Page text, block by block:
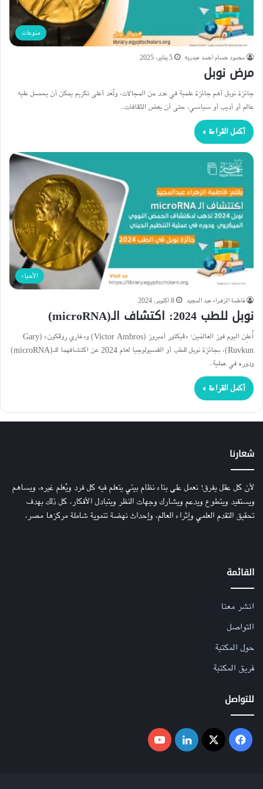
منوعات
محمود حسام أحمد عبدربه 5 يناير، 2025
مرض نوبل
جائزة نوبل أهم جائزة علمية في عدد من المجالات، وتُعَد أعلى تكريم يمكن أن يحصل عليه
عالم أو أديب أو سياسي، حتى أن بعض الثقافات…
أكمل القراءة »
الأحياء
فاطمة الزهراء عبد المجيد 8 أكتوبر، 2024
نوبل للطب 2024: اكتشاف الـ(microRNA)
أُعلِن اليوم فوز العالمَين؛ «ڤيكتور أمبروز (Victor Ambros) و«غاري روڤكون» (Gary
Ruvkun)، بجائزة نوبل للطب أو الفسيولوجيا لعام 2024 عن اكتشافهما للـ(microRNA)
ودوره في عملية…
أكمل القراءة »
شعارنا
لأن كل عقل يفرق! نعمل على بناء نظام بيئي يتعلم فيه كل فرد ويُعلم غيره، ويساهم
ويستفيد ويتطوع ويدعم ويشارك وجهات النظر ويتبادل الأفكار. كل ذلك بهدف
تحقيق التقدم العلمي وإثراء العالم، وإحداث نهضة تنموية شاملة مركزها مصر.
القائمة
انشر معنا
التواصل
حول المكتبة
فريق المكتبة
للتواصل
فيسبوك ‫X لينكدإن ‫YouTube